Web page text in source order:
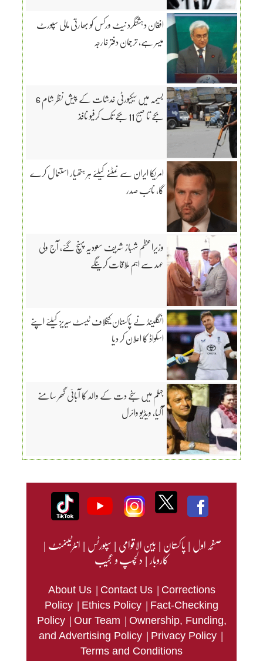
افغان دہشتگرد نیٹ ورکس کو بھارتی مالی سپورٹ
میسر ہے، ترجمان دفتر خارجہ
بسیمہ میں سیکیورٹی خدشات کے پیش نظر شام 6
بجے تا صبح 11 بجے تک کرفیو نافذ
امریکا ایران سے نمٹنے کیلئے ہر ہتھیار استعمال کرے
گا، نائب صدر
وزیراعظم شہباز شریف سعودیہ پہنچ گئے، آج ولی
عہد سے اہم ملاقات کرینگے
انگلینڈ نے پاکستان کیخلاف ٹیسٹ سیریز کیلئے اپنے
اسکواڈ کا اعلان کر دیا
جہلم میں سنجے دت کے والد کا آبائی گھر سامنے
آگیا، ویڈیو وائرل
صفحہ اول|پاکستان|بین الاقوامی|سپورٹس|انٹرٹینمنٹ|
کاروبار|دلچسپ و عجیب
About Us | Contact Us | Corrections
Policy | Ethics Policy | Fact-Checking
Policy | Our Team | Ownership, Funding,
and Advertising Policy | Privacy Policy |
Terms and Conditions